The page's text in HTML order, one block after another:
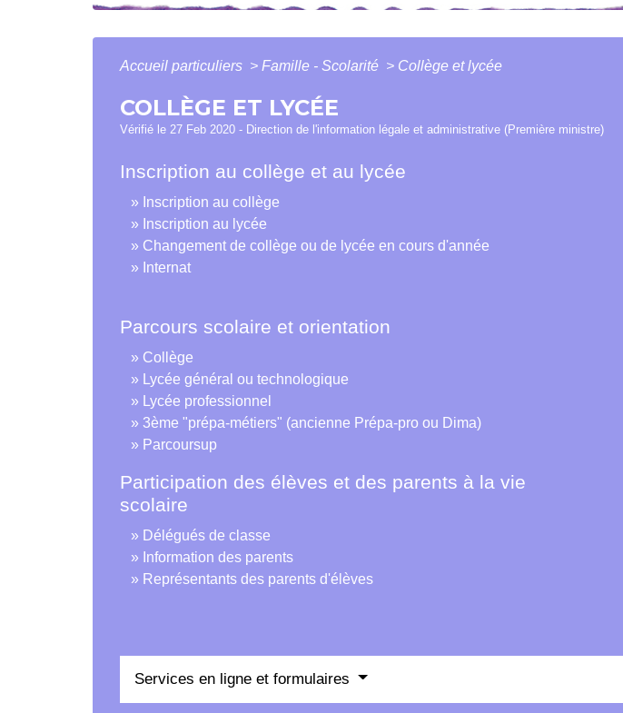
Accueil particuliers > Famille - Scolarité > Collège et lycée
COLLÈGE ET LYCÉE
Vérifié le 27 Feb 2020 - Direction de l'information légale et administrative (Première ministre)
Inscription au collège et au lycée
Inscription au collège
Inscription au lycée
Changement de collège ou de lycée en cours d'année
Internat
Parcours scolaire et orientation
Collège
Lycée général ou technologique
Lycée professionnel
3ème "prépa-métiers" (ancienne Prépa-pro ou Dima)
Parcoursup
Participation des élèves et des parents à la vie
scolaire
Délégués de classe
Information des parents
Représentants des parents d'élèves
Services en ligne et formulaires